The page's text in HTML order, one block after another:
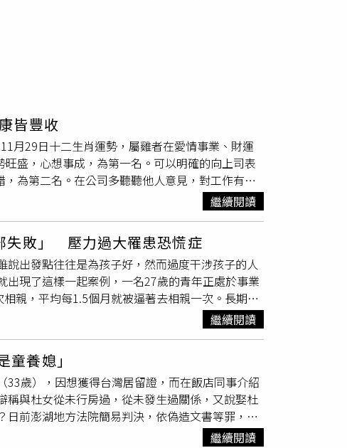
皆豐收
月29日十二生肖運勢，屬雞者在愛情事業、財運
盛，心想事成，為第一名。可以明確的向上司表
為第二名。在公司多聽聽他人意見，對工作有幫
名。即使帶領團隊，工作上的目標性太強，讓同
心強大為第三名。事態發展不如你預期的好，真金
三名。事業中有新進展，人際關係擴大，還需要
財運豐沛，不僅事業運好，偏財運也旺盛，業外
年底前業務量激增，工作時間相對也增多，凡事
得，日夜努力加班中得到的成果，錢不會從天上
情：愛情運當旺的一週，對於未婚者而言是個喜
愛情運順利，帶著女友享受難得的休假，來一趟
的男性，需要好姊妹軍師團為你
健康運不俗，天氣漸冷，喜歡前往運動健身房運
健康運不錯。天氣冷皮膚容易乾燥，愛美的女性
不俗，喜歡自己做早餐，無論是現打的蔬果汁，
繼續閱讀
失敗」 壓力過大罹患恐慌症
出發點往往是為孩子好，然而過度干涉孩子的人
現了這樣一起案例，一名27歲的青年正處於事業
親，平均每1.5個月就被逼著去相親一次。長期下
慌、胸悶、呼吸困難，甚至產生「瀕死感」，最
名）是家中獨子，從小就在嚴厲的雙親管教中成
成家立業的年紀，面對抱著「隨緣」態度的兒
母開始在未經他同意下，四處聯繫親朋好友，為
。當時小黃正全身心投入創業生意，每天忙於開
最終選擇妥協，參加了數次相親。然而，這些相
小黃對相親開始心生牴觸，他試圖與父母溝通，希
繼續閱讀
養媳」
歲），因想獲得台灣居留證，而在飯店同事介紹
與杜女從未行房過，從未發生過關係，又說娶杜
前澎湖地方法院簡易判決，依偽造文書等罪，判
免後，驅逐出境。至於配合黃男而涉案的杜氏姊
繼續閱讀